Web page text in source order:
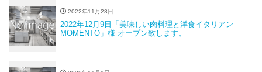
2022年11月28日
2022年12月9日「美味しい肉料理と洋食イタリアン
MOMENTO」様 オープン致します。